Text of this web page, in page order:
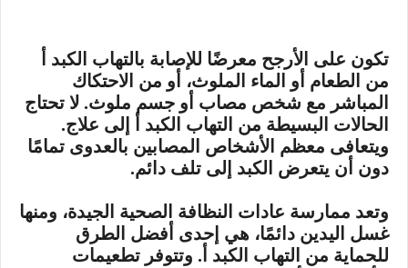
تكون على الأرجح معرضًا للإصابة بالتهاب الكبد أ
من الطعام أو الماء الملوث، أو من الاحتكاك
المباشر مع شخص مصاب أو جسم ملوث. لا تحتاج
الحالات البسيطة من التهاب الكبد أ إلى علاج.
ويتعافى معظم الأشخاص المصابين بالعدوى تمامًا
دون أن يتعرض الكبد إلى تلف دائم.
وتعد ممارسة عادات النظافة الصحية الجيدة، ومنها
غسل اليدين دائمًا، هي إحدى أفضل الطرق
للحماية من التهاب الكبد أ. وتتوفر تطعيمات